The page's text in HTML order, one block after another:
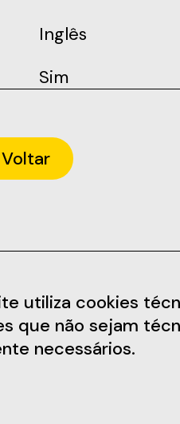
Inglês
Sim
Voltar
utiliza cookies
que não sejam
necessários.
Redes
Facebook